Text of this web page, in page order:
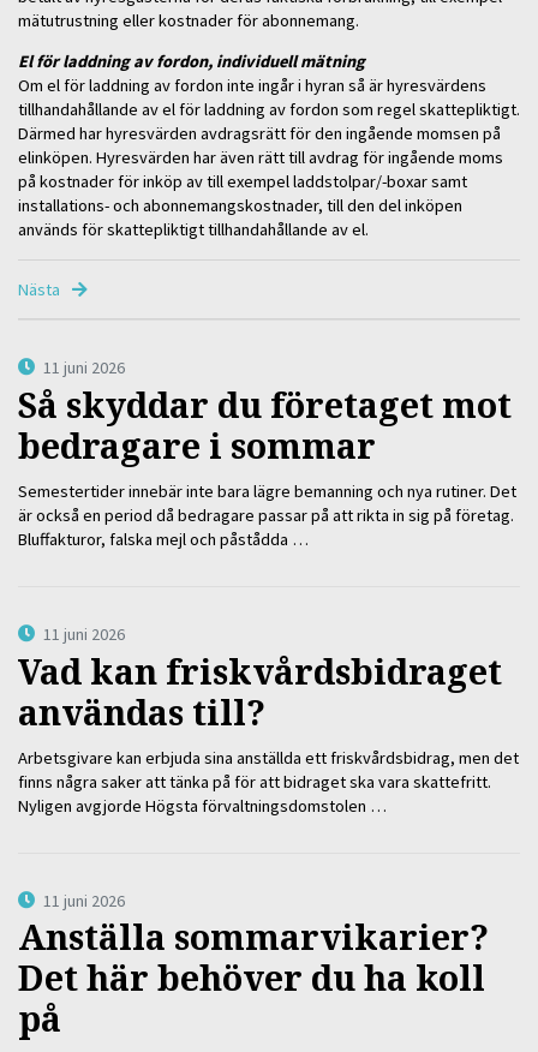
mätutrustning eller kostnader för abonnemang.
El för laddning av fordon, individuell mätning
Om el för laddning av fordon inte ingår i hyran så är hyresvärdens
tillhandahållande av el för laddning av fordon som regel skattepliktigt.
Därmed har hyresvärden avdragsrätt för den ingående momsen på
elinköpen. Hyresvärden har även rätt till avdrag för ingående moms
på kostnader för inköp av till exempel laddstolpar/-boxar samt
installations- och abonnemangskostnader, till den del inköpen
används för skattepliktigt tillhandahållande av el.
Nästa
11 juni 2026
Så skyddar du företaget mot
bedragare i sommar
Semestertider innebär inte bara lägre bemanning och nya rutiner. Det
är också en period då bedragare passar på att rikta in sig på företag.
Bluffakturor, falska mejl och påstådda …
11 juni 2026
Vad kan friskvårdsbidraget
användas till?
Arbetsgivare kan erbjuda sina anställda ett friskvårdsbidrag, men det
finns några saker att tänka på för att bidraget ska vara skattefritt.
Nyligen avgjorde Högsta förvaltningsdomstolen …
11 juni 2026
Anställa sommarvikarier?
Det här behöver du ha koll
på